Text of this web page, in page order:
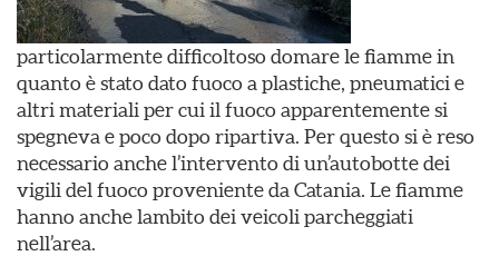
particolarmente difficoltoso domare le fiamme in
quanto è stato dato fuoco a plastiche, pneumatici e
altri materiali per cui il fuoco apparentemente si
spegneva e poco dopo ripartiva. Per questo si è reso
necessario anche l’intervento di un’autobotte dei
vigili del fuoco proveniente da Catania. Le fiamme
hanno anche lambito dei veicoli parcheggiati
nell’area.